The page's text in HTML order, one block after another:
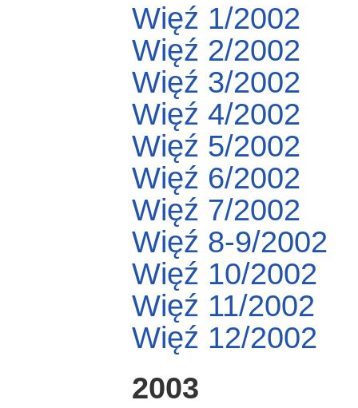
Więź 1/2002
Więź 2/2002
Więź 3/2002
Więź 4/2002
Więź 5/2002
Więź 6/2002
Więź 7/2002
Więź 8-9/2002
Więź 10/2002
Więź 11/2002
Więź 12/2002
2003